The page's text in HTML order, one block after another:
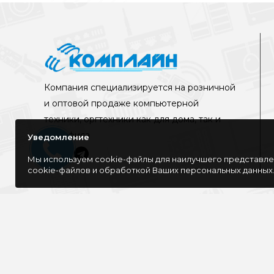
Компания специализируется на розничной
и оптовой продаже компьютерной
техники, оргтехники как для дома, так и
для офиса
Уведомление
Мы используем cookie-файлы для наилучшего
cookie-файлов и обработкой Ваших персональных данных.